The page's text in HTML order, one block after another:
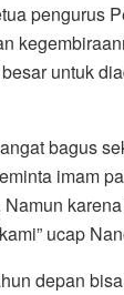
pengurus
untuk
bagus
imam
Namun
ucap
depan